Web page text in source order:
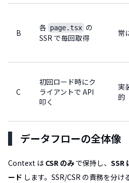
B
各 page.tsx の
SSR で毎回取得
常
C
初回ロード時にク
ライアントで API
叩く
実
的
データフローの全体像
Context は CSR のみ で保持し、 SSR
ード します。SSR/CSR の責務を分